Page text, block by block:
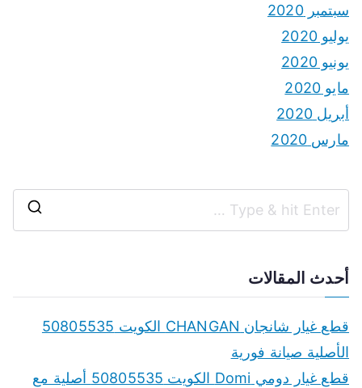
سبتمبر 2020
يوليو 2020
يونيو 2020
مايو 2020
أبريل 2020
مارس 2020
r
أحدث المقالات
قطع غيار شانجان CHANGAN الكويت 50805535
الأصلية صيانة فورية
قطع غيار دومي Domi الكويت 50805535 أصلية مع